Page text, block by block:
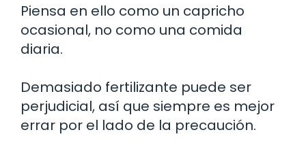
Piensa en ello como un capricho
ocasional, no como una comida
diaria.
Demasiado fertilizante puede ser
perjudicial, así que siempre es mejor
errar por el lado de la precaución.